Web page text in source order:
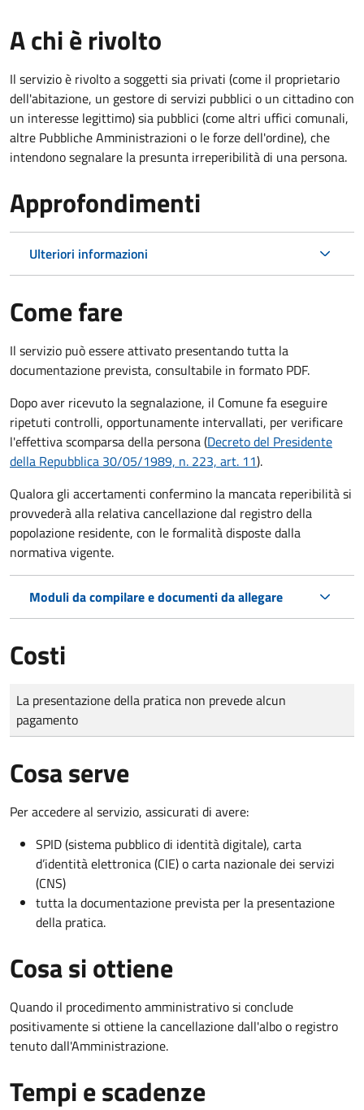
A chi è rivolto
Il servizio è rivolto a soggetti sia privati (come il proprietario
dell'abitazione, un gestore di servizi pubblici o un cittadino con
un interesse legittimo) sia pubblici (come altri uffici comunali,
altre Pubbliche Amministrazioni o le forze dell'ordine), che
intendono segnalare la presunta irreperibilità di una persona.
Approfondimenti
Ulteriori informazioni
Come fare
Il servizio può essere attivato presentando tutta la
documentazione prevista, consultabile in formato PDF.
Dopo aver ricevuto la segnalazione, il Comune fa eseguire
ripetuti controlli, opportunamente intervallati, per verificare
l'effettiva scomparsa della persona (Decreto del Presidente
della Repubblica 30/05/1989, n. 223, art. 11).
Qualora gli accertamenti confermino la mancata reperibilità si
provvederà alla relativa cancellazione dal registro della
popolazione residente, con le formalità disposte dalla
normativa vigente.
Moduli da compilare e documenti da allegare
Costi
Tipo di pagamento
Importo
La presentazione della pratica non prevede alcun
pagamento
Cosa serve
Per accedere al servizio, assicurati di avere:
SPID (sistema pubblico di identità digitale), carta
d’identità elettronica (CIE) o carta nazionale dei servizi
(CNS)
tutta la documentazione prevista per la presentazione
della pratica.
Cosa si ottiene
Quando il procedimento amministrativo si conclude
positivamente si ottiene la cancellazione dall'albo o registro
tenuto dall'Amministrazione.
Tempi e scadenze